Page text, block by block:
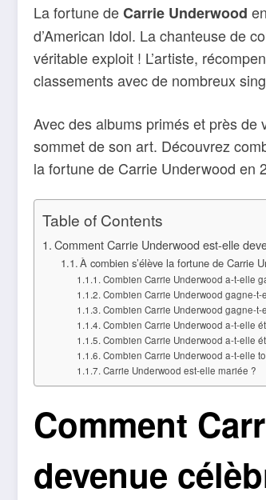
La fortune deCarrie Underwood
d’American Idol. La chanteuse de
véritable exploit ! L’artiste,
classements avec de nombreux
Avec des albums primés et près de
sommet de son art. Découvrez
la fortune de Carrie Underwood en
Table of Contents
Comment Carrie Underwood est-elle
À combien s’élève la fortune de Carrie
Combien Carrie Underwood a-t-elle
Combien Carrie Underwood gagne-t-
Combien Carrie Underwood gagne-
Combien Carrie Underwood a-t-elle
Combien Carrie Underwood a-t-elle
Combien Carrie Underwood a-t-elle
Carrie Underwood est-elle mariée ?
Comment
devenue